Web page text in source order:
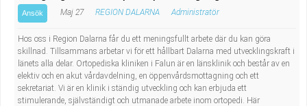
Ansök Maj 27 REGION DALARNA Administratör
Hos oss i Region Dalarna får du ett meningsfullt arbete där du kan göra
skillnad. Tillsammans arbetar vi för ett hållbart Dalarna med utvecklingskraft i
länets alla delar. Ortopediska kliniken i Falun är en länsklinik och består av en
elektiv och en akut vårdavdelning, en öppenvårdsmottagning och ett
sekretariat. Vi är en klinik i ständig utveckling och kan erbjuda ett
stimulerande, självständigt och utmanade arbete inom ortopedi. Här